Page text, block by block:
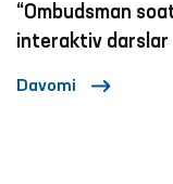
“Ombudsman
interaktiv darslar
Davomi